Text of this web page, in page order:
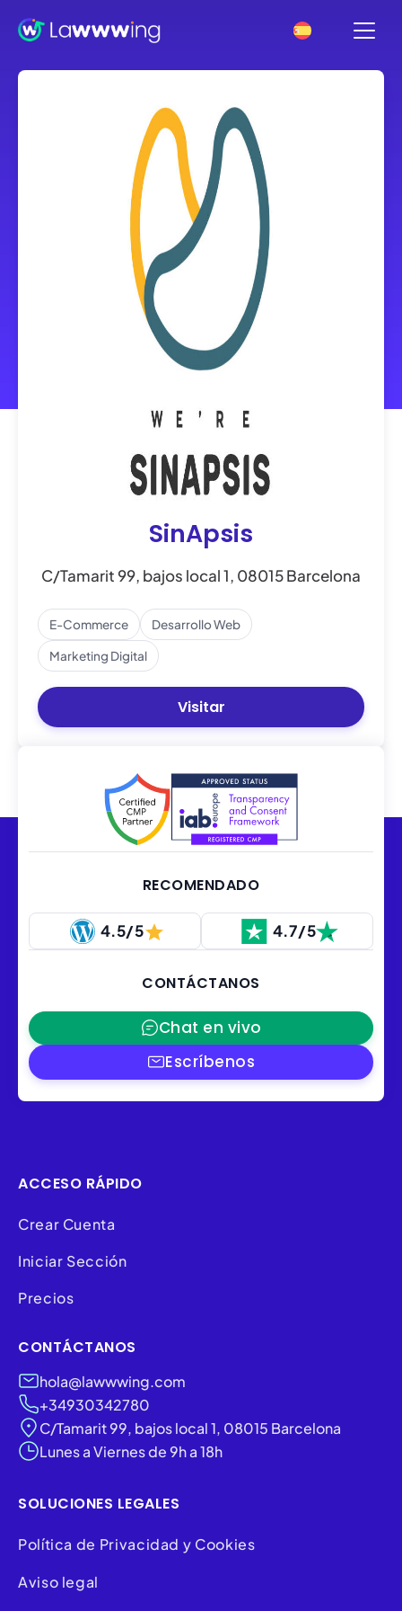
SinApsis
C/Tamarit 99, bajos local 1, 08015 Barcelona
E-Commerce Desarrollo Web
Marketing Digital
Visitar
RECOMENDADO
4.5/5 4.7/5
CONTÁCTANOS
Chat en vivo
Escríbenos
ACCESO RÁPIDO
Crear Cuenta
Iniciar Sección
Precios
CONTÁCTANOS
hola@lawwwing.com
+34930342780
C/Tamarit 99, bajos local 1, 08015 Barcelona
Lunes a Viernes de 9h a 18h
SOLUCIONES LEGALES
Política de Privacidad y Cookies
Aviso legal